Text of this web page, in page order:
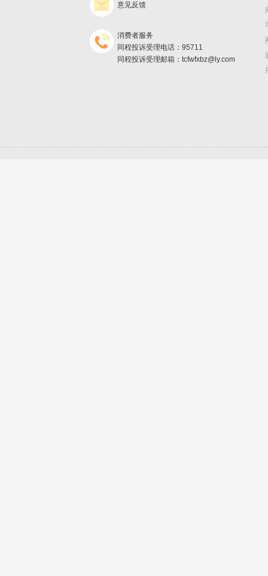
意见反馈
消费者服务
同程投诉受理电话：95711
同程投诉受理邮箱：tcfwfxbz@ly.com